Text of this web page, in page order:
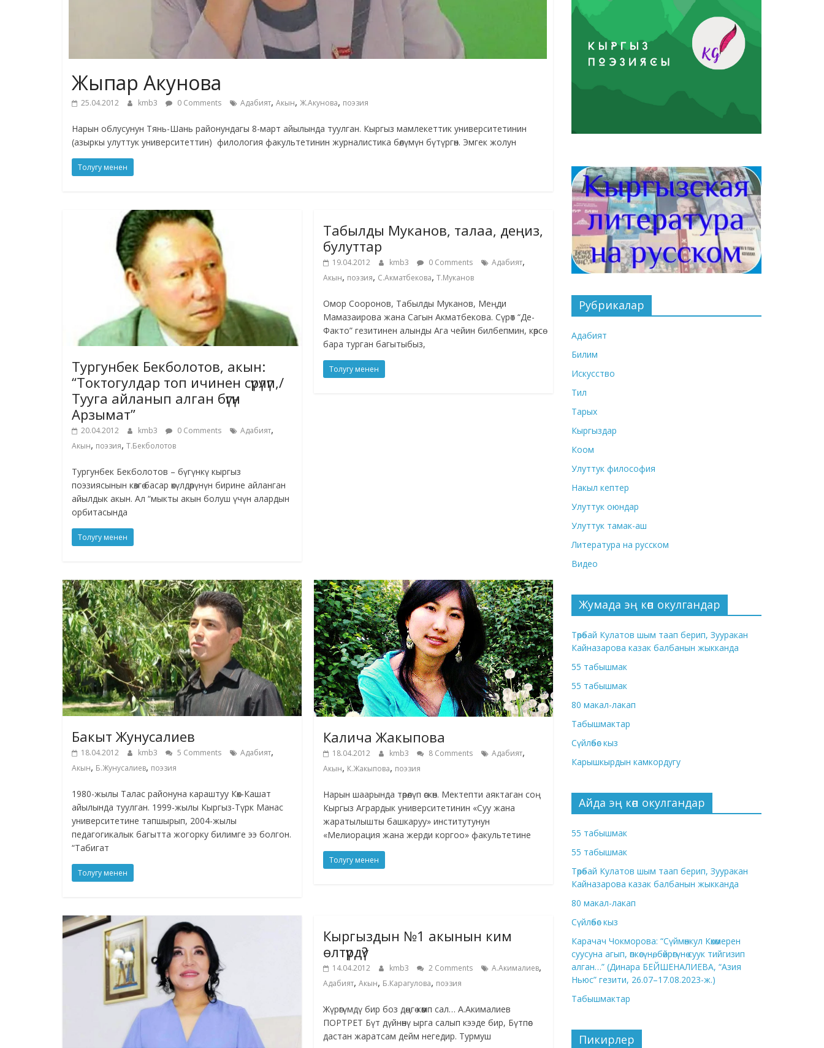
Жыпар Акунова
25.04.2012 kmb3 0 Comments Адабият, Акын, Ж.Акунова, поэзия
Нарын облусунун Тянь-Шань районундагы 8-март айылында туулган. Кыргыз мамлекеттик университетинин
(азыркы улуттук университеттин) филология факультетинин журналистика бөлүмүн бүтүргөн. Эмгек жолун
Толугу менен
Тургунбек Бекболотов, акын:
“Токтогулдар топ ичинен сүрүлүп,/
Тууга айланып алган бүгүн
Арзымат”
20.04.2012 kmb3 0 Comments Адабият,
Акын, поэзия, Т.Бекболотов
Тургунбек Бекболотов – бүгүнкү кыргыз
поэзиясынын көзгө басар өкүлдөрүнүн бирине айланган
айылдык акын. Ал “мыкты акын болуш үчүн алардын
орбитасында
Толугу менен
Табылды Муканов, талаа, деңиз,
булуттар
19.04.2012 kmb3 0 Comments Адабият,
Акын, поэзия, С.Акматбекова,Т.Муканов
Омор Сооронов, Табылды Муканов, Меңди
Мамазаирова жана Сагын Акматбекова. Сүрөт “Де-
Факто” гезитинен алынды Ага чейин билбепмин, көрсө
бара турган багытыбыз,
Толугу менен
Бакыт Жунусалиев
18.04.2012 kmb3 5 Comments Адабият,
Акын, Б.Жунусалиев, поэзия
1980-жылы Талас районуна караштуу Көк-Кашат
айылында туулган. 1999-жылы Кыргыз-Түрк Манас
университетине тапшырып, 2004-жылы
педагогикалык багытта жогорку билимге ээ болгон.
“Табигат
Толугу менен
Калича Жакыпова
18.04.2012 kmb3 8 Comments Адабият,
Акын, К.Жакыпова, поэзия
Нарын шаарында төрөлүп өскөн. Мектепти аяктаган соң
Кыргыз Агрардык университетинин «Суу жана
жаратылышты башкаруу» институтунун
«Мелиорация жана жерди коргоо» факультетине
Толугу менен
Кыргыздын №1 акынын ким
өлтүрдү?
14.04.2012 kmb3 2 Comments А.Акималиев,
Адабият,Акын, Б.Карагулова, поэзия
Жүрөгүмдү бир боз дөңгө көөмп сал… А.Акималиев
ПОРТРЕТ Бүт дүйнөнү ырга салып кээде бир, Бүтпөс
дастан жаратсам дейм негедир. Турмуш
Рубрикалар
Адабият
Билим
Искусство
Тил
Тарых
Кыргыздар
Коом
Улуттук философия
Накыл кептер
Улуттук оюндар
Улуттук тамак-аш
Литература на русском
Видео
Жумада эң көп окулгандар
Төрөбай Кулатов шым таап берип, Зууракан
Кайназарова казак балбанын жыкканда
55 табышмак
55 табышмак
80 макал-лакап
Табышмактар
Сүйлөбөс кыз
Карышкырдын камкордугу
Айда эң көп окулгандар
55 табышмак
55 табышмак
Төрөбай Кулатов шым таап берип, Зууракан
Кайназарова казак балбанын жыкканда
80 макал-лакап
Сүйлөбөс кыз
Карачач Чокморова: “Сүймөнкул Көкөмерен
суусуна агып, өпкөсүнө, бөйрөгүнө суук тийгизип
алган…” (Динара БЕЙШЕНАЛИЕВА, “Азия
Ньюс” гезити, 26.07–17.08.2023-ж.)
Табышмактар
Пикирлер